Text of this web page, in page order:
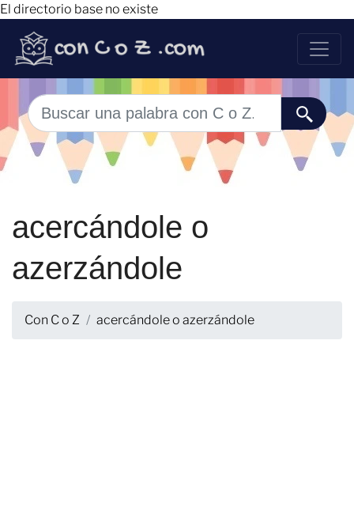
El directorio base no existe
acercándole o
azerzándole
Con C o Z acercándole o azerzándole